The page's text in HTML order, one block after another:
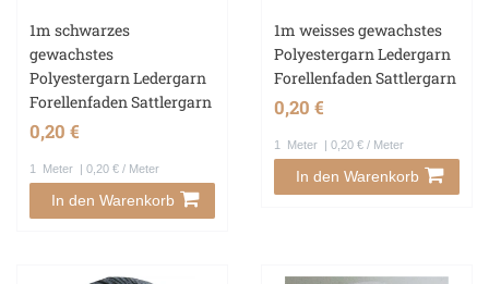
1m schwarzes
gewachstes
Polyestergarn Ledergarn
Forellenfaden Sattlergarn
0,20 €
1 Meter | 0,20 € / Meter
In den Warenkorb
1m weisses gewachstes
Polyestergarn Ledergarn
Forellenfaden Sattlergarn
0,20 €
1 Meter | 0,20 € / Meter
In den Warenkorb